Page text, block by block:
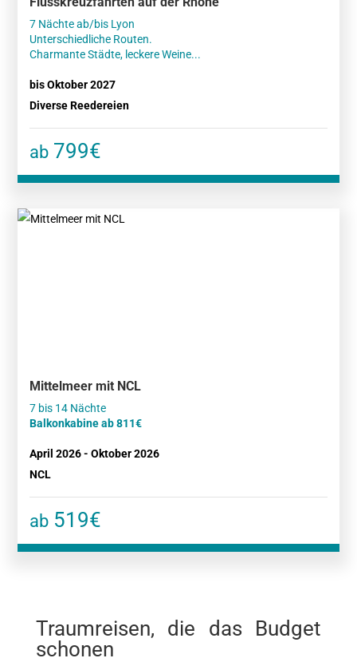
7 Nächte ab/bis Lyon
Unterschiedliche Routen.
Charmante Städte, leckere Weine...
bis Oktober 2027
Diverse Reedereien
ab 799€
Mittelmeer mit NCL
Balkonkabine ab 811€
April 2026 - Oktober 2026
NCL
ab 519€
Traumreisen, die das Budget
schonen